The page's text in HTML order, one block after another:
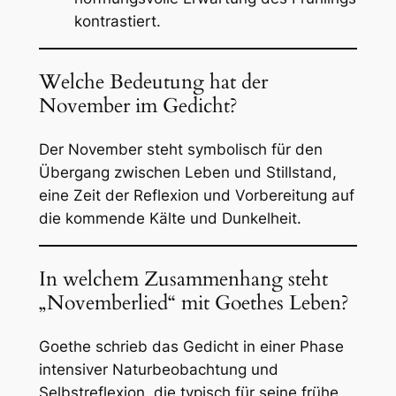
kontrastiert.
Welche Bedeutung hat der
November im Gedicht?
Der November steht symbolisch für den
Übergang zwischen Leben und Stillstand,
eine Zeit der Reflexion und Vorbereitung auf
die kommende Kälte und Dunkelheit.
In welchem Zusammenhang steht
„Novemberlied“ mit Goethes Leben?
Goethe schrieb das Gedicht in einer Phase
intensiver Naturbeobachtung und